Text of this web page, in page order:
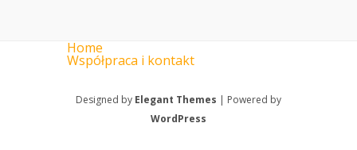
Home
Współpraca i kontakt
Designed by Elegant Themes | Powered by
WordPress